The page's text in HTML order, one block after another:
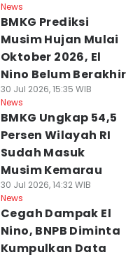
News
BMKG Prediksi
Musim Hujan Mulai
Oktober 2026, El
Nino Belum Berakhir
30 Jul 2026, 15:35 WIB
News
BMKG Ungkap 54,5
Persen Wilayah RI
Sudah Masuk
Musim Kemarau
30 Jul 2026, 14:32 WIB
News
Cegah Dampak El
Nino, BNPB Diminta
Kumpulkan Data